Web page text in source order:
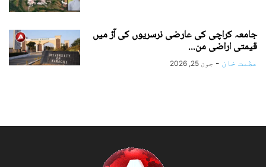
جامعہ کراچی کی عارضی نرسریوں کی آڑ میں
قیمتی اراضی من...
عظمت خان - جون 25, 2026